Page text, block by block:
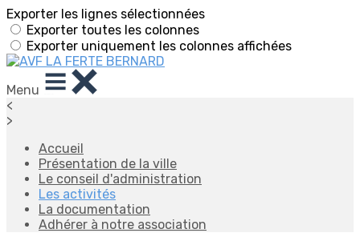
Exporter les lignes sélectionnées
Exporter toutes les colonnes
Exporter uniquement les colonnes affichées
Menu
<
>
Accueil
Présentation de la ville
Le conseil d'administration
Les activités
La documentation
Adhérer à notre association